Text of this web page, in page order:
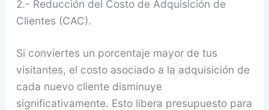
2.- Reducción del Costo de Adquisición de
Clientes (CAC).
Si conviertes un porcentaje mayor de tus
visitantes, el costo asociado a la adquisición de
cada nuevo cliente disminuye
significativamente. Esto libera presupuesto para